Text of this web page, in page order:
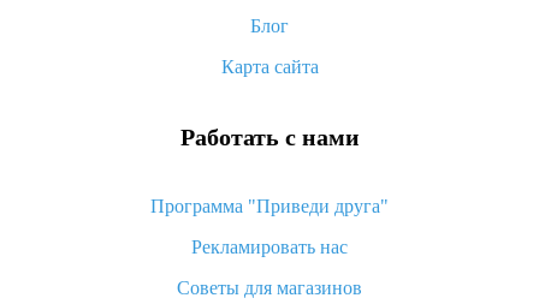
возврата денег
Блог
Карта сайта
Работать с нами
Программа "Приведи друга"
Рекламировать нас
Советы для магазинов